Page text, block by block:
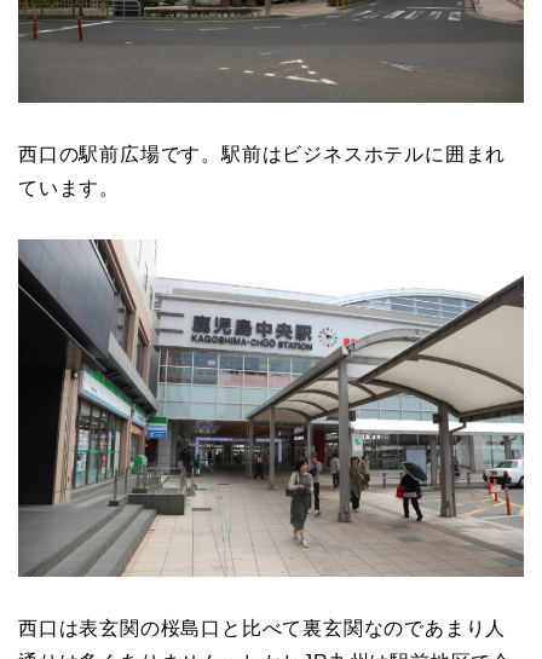
西口の駅前広場です。駅前はビジネスホテルに囲まれ
ています。
西口は表玄関の桜島口と比べて裏玄関なのであまり人